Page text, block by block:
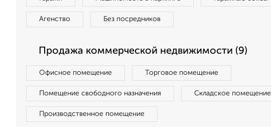
Агенство Без посредников
Продажа коммерческой недвижимости (9)
Офисное помещение Торговое помещение
Помещение свободного назначения Складское помещение
Производственное помещение